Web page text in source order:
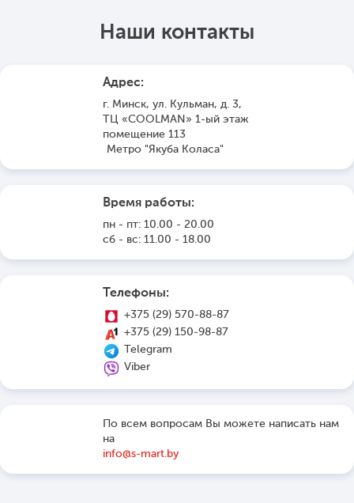
Наши контакты
Адрес:
г. Минск, ул. Кульман, д. 3,
ТЦ «COOLMAN» 1-ый этаж
помещение 113
Метро "Якуба Коласа"
Время работы:
пн - пт: 10.00 - 20.00
сб - вс: 11.00 - 18.00
Телефоны:
+375 (29) 570-88-87
+375 (29) 150-98-87
Telegram
Viber
По всем вопросам Вы можете написать нам
на
info@s-mart.by